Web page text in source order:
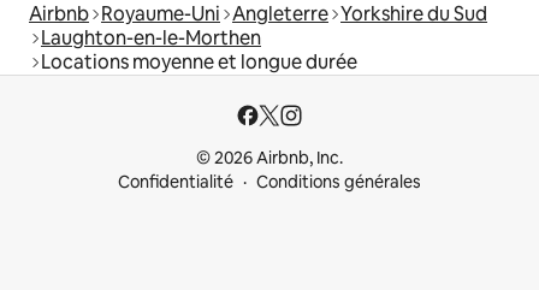
Airbnb Royaume-Uni Angleterre Yorkshire du Sud
Laughton-en-le-Morthen
Locations moyenne et longue durée
© 2026 Airbnb, Inc.
Confidentialité
Conditions générales